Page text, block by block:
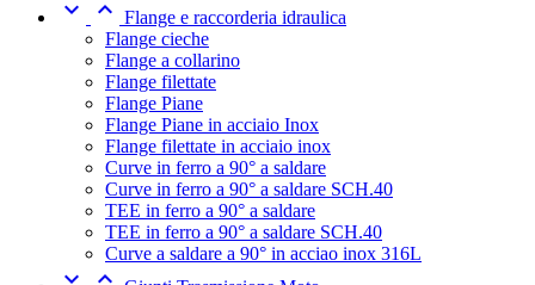
  Flange e raccorderia idraulica
Flange cieche
Flange a collarino
Flange filettate
Flange Piane
Flange Piane in acciaio Inox
Flange filettate in acciaio inox
Curve in ferro a 90° a saldare
Curve in ferro a 90° a saldare SCH.40
TEE in ferro a 90° a saldare
TEE in ferro a 90° a saldare SCH.40
Curve a saldare a 90° in acciao inox 316L
 